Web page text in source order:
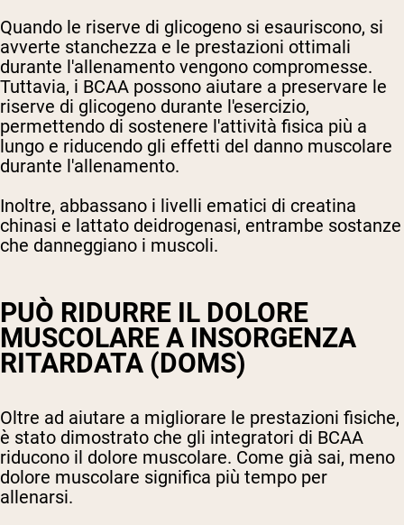
Quando le riserve di glicogeno si esauriscono, si
avverte stanchezza e le prestazioni ottimali
durante l'allenamento vengono compromesse.
Tuttavia, i BCAA possono aiutare a preservare le
riserve di glicogeno durante l'esercizio,
permettendo di sostenere l'attività fisica più a
lungo e riducendo gli effetti del danno muscolare
durante l'allenamento.
Inoltre, abbassano i livelli ematici di creatina
chinasi e lattato deidrogenasi, entrambe sostanze
che danneggiano i muscoli.
PUÒ RIDURRE IL DOLORE
MUSCOLARE A INSORGENZA
RITARDATA (DOMS)
Oltre ad aiutare a migliorare le prestazioni fisiche,
è stato dimostrato che gli integratori di BCAA
riducono il dolore muscolare. Come già sai, meno
dolore muscolare significa più tempo per
allenarsi.